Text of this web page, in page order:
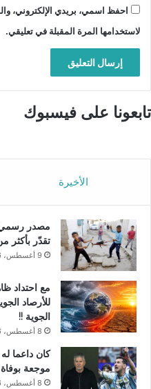
احفظ اسمي، بريدي الإلكتروني،
لاستخدامها المرة المقبلة في تعليقي.
تابعونا على فيسبوك
الأخيرة
مصدر رسمي:
تقدّر بأكثر من 30
9 أغسطس، 2026
مع احتداد
للأرصاد
الجوية !!
8 أغسطس، 2026
كان داعما
موجعة بوفاة
8 أغسطس، 2026